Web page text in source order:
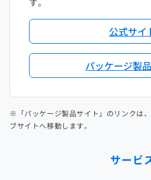
す。
公式サイ
パッケージ製
※「パッケージ製品サイト」のリンクは
ブサイトへ移動します。
サービ